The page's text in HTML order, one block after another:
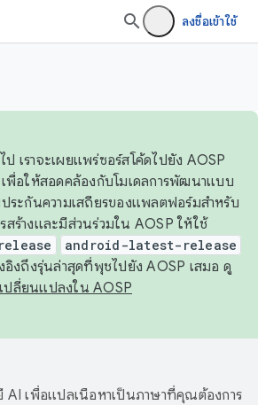
ลงชื่อเข้าใช้
เราจะเผยแพร่ซอร์สโค้ดไปยัง AOSP
พื่อให้สอดคล้องกับโมเดลการพัฒนาแบบ
ระกันความเสถียรของแพลตฟอร์มสำหรับ
สร้างและมีส่วนร่วมใน AOSP ให้ใช้
android-latest-release
อิงถึงรุ่นล่าสุดที่พุชไปยัง AOSP เสมอ ดู
ปลี่ยนแปลงใน AOSP
AI เพื่อแปลเนื้อหาเป็นภาษาที่คุณต้องการ